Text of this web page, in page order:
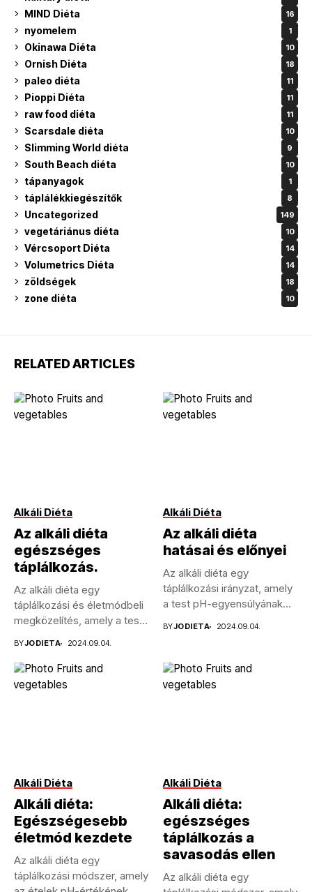
MIND Diéta 16
nyomelem 1
Okinawa Diéta 10
Ornish Diéta 18
paleo diéta 11
Pioppi Diéta 11
raw food diéta 11
Scarsdale diéta 10
Slimming World diéta 9
South Beach diéta 10
tápanyagok 1
táplálékkiegészítők 8
Uncategorized 149
vegetáriánus diéta 10
Vércsoport Diéta 14
Volumetrics Diéta 14
zöldségek 18
zone diéta 10
RELATED ARTICLES
Alkáli Diéta
Az alkáli diéta
egészséges
táplálkozás.
Az alkáli diéta egy
táplálkozási és életmódbeli
megközelítés, amely a test
BYJODIETA 2024.09.04.
Alkáli Diéta
Az alkáli diéta
hatásai és előnyei
Az alkáli diéta egy
táplálkozási irányzat, amely
a test pH-egyensúlyának
BYJODIETA 2024.09.04.
Alkáli Diéta
Alkáli diéta:
Egészségesebb
életmód kezdete
Az alkáli diéta egy
táplálkozási módszer, amely
Alkáli Diéta
Alkáli diéta:
egészséges
táplálkozás a
savasodás ellen
Az alkáli diéta egy